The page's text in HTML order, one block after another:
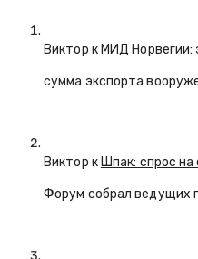
Виктор кМИД Норвегии:
сумма экспорта
Виктор кШпак: спрос на
Форум собрал ведущих